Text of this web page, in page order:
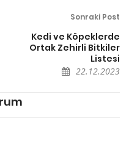
Sonraki Post
Kedi ve Köpeklerde
Ortak Zehirli Bitkiler
Listesi
22.12.2023